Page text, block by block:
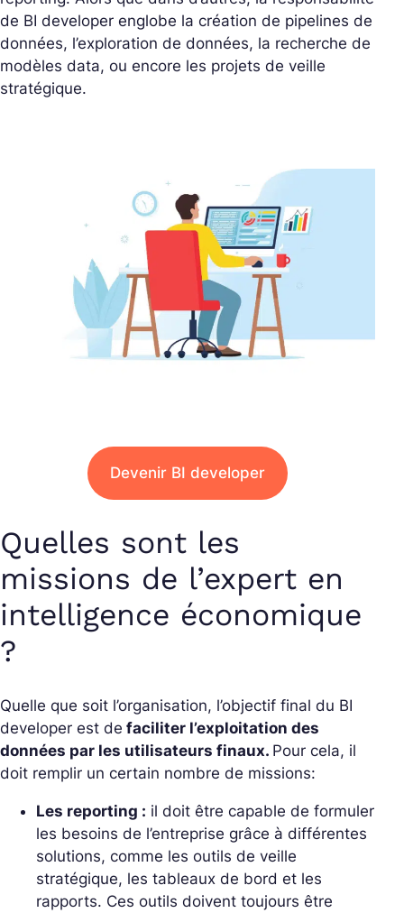
de BI developer englobe la création de pipelines de
données, l’exploration de données, la recherche de
modèles data, ou encore les projets de veille
stratégique.
Devenir BI developer
Quelles sont les
missions de l’expert en
intelligence économique
?
Quelle que soit l’organisation, l’objectif final du BI
developer est de faciliter l’exploitation des
données par les utilisateurs finaux. Pour cela, il
doit remplir un certain nombre de missions:
Les reporting : il doit être capable de formuler
les besoins de l’entreprise grâce à différentes
solutions, comme les outils de veille
stratégique, les tableaux de bord et les
rapports. Ces outils doivent toujours être